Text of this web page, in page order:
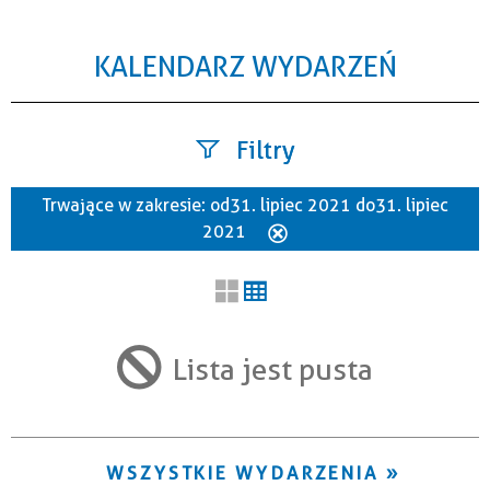
KALENDARZ WYDARZEŃ
Filtry
Szukana fraza
Trwające w zakresie
Trwające w zakresie: od 31. lipiec 2021 do 31. lipiec
2021
Lista jest pusta
WSZYSTKIE WYDARZENIA